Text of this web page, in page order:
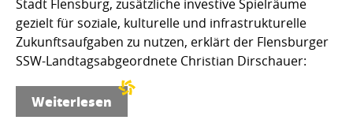
Stadt Flensburg, zusätzliche investive Spielräume
gezielt für soziale, kulturelle und infrastrukturelle
Zukunftsaufgaben zu nutzen, erklärt der Flensburger
SSW-Landtagsabgeordnete Christian Dirschauer:
Weiterlesen